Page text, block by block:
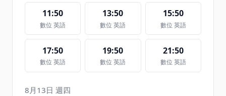
11:50
數位 英語
13:50
數位 英語
15:50
數位 英語
17:50
數位 英語
19:50
數位 英語
21:50
數位 英語
8月13日 週四